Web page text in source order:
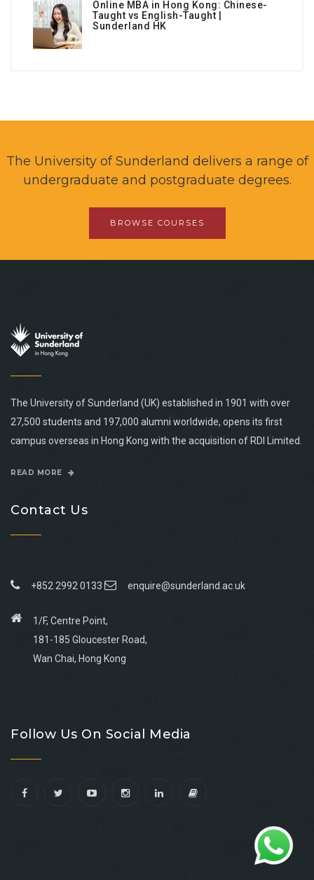
Online MBA in Hong Kong: Chinese-
Taught vs English-Taught |
Sunderland HK
The University of Sunderland delivers a range of
undergraduate and postgraduate degrees.
BROWSE COURSES
The University of Sunderland (UK) established in 1901 with over
27,500 students and 197,000 alumni worldwide, opens its first
campus overseas in Hong Kong with the acquisition of RDI Limited.
READ MORE
Contact Us
+852 2992 0133 enquire@sunderland.ac.uk
1/F, Centre Point,
181-185 Gloucester Road,
Wan Chai, Hong Kong
facebook
youtube
linkedin
instagram
Follow Us On Social Media